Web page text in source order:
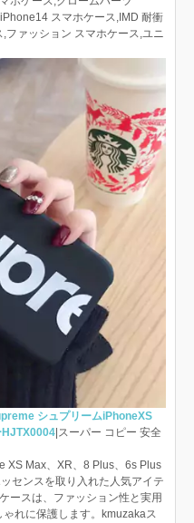
スマホケース,IMD 耐衝
ァッション スマホケース,ユニ
シュプリームiPhoneXS
HJTX0004 |スーパー コピー 安全
XS Max、XR、8 Plus、6s Plus
センスを取り入れた人気アイテ
ースは、ファッション性と実用
れに保護します。kmuzakaス